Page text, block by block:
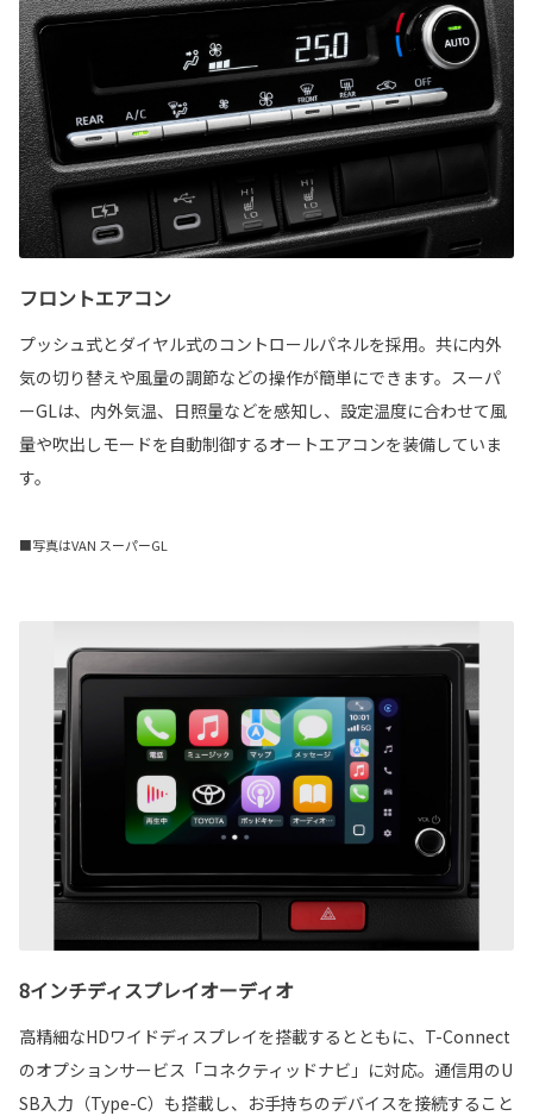
フロントエアコン
プッシュ式とダイヤル式のコントロールパネルを採用。共に内外
気の切り替えや風量の調節などの操作が簡単にできます。スーパ
ーGLは、内外気温、日照量などを感知し、設定温度に合わせて風
量や吹出しモードを自動制御するオートエアコンを装備していま
す。
■写真はVAN スーパーGL
8インチディスプレイオーディオ
高精細なHDワイドディスプレイを搭載するとともに、T-Connect
のオプションサービス「コネクティッドナビ」に対応。通信用のU
SB入力（Type-C）も搭載し、お手持ちのデバイスを接続すること